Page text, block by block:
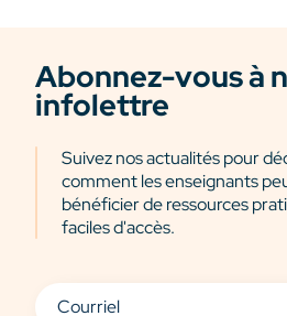
Abonnez-vous à
infolettre
Suivez nos actualités pour
comment les enseignants
bénéficier de ressources
faciles d'accès.